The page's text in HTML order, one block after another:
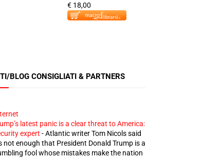
€ 18,00
BLOG CONSIGLIATI & PARTNERS
latest panic is a clear threat to America:
expert -Atlantic writer Tom Nicols said
not enough that President Donald Trump is a
fool whose mistakes make the nation